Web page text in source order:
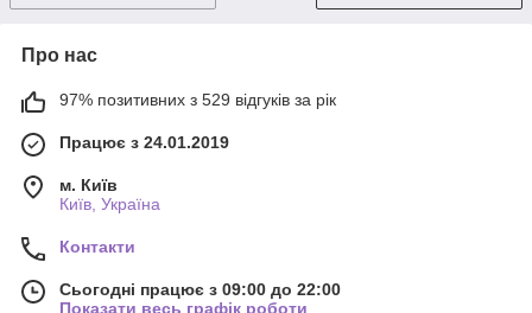
Про нас
97% позитивних з 529 відгуків за рік
Працює з 24.01.2019
м. Київ
Київ, Україна
Контакти
Сьогодні працює з 09:00 до 22:00
Показати весь графік роботи